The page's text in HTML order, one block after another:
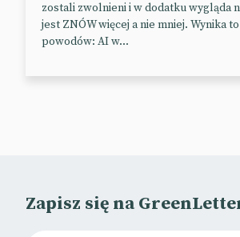
Morning Brew
Samsung i Pokemony
skarby: karty kolekcjonerskie,
zostali zwolnieni i w dodatku wygląda
jest ZNÓW więcej a nie mniej. Wynika
powodów: AI w...
Zapisz się na